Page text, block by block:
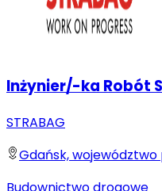
Inżynier/-ka Robót
STRABAG
Gdańsk,